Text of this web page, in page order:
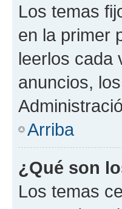
Los temas
en la primer
leerlos cada
anuncios,
Arriba
¿Qué son
Los temas